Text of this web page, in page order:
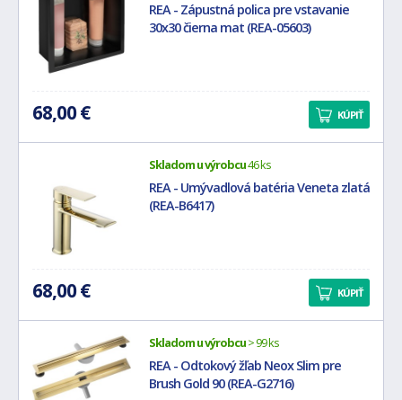
REA - Zápustná polica pre vstavanie
30x30 čierna mat (REA-05603)
68,00 € KÚPIŤ
Skladom u výrobcu46 ks
REA - Umývadlová batéria Veneta zlatá
(REA-B6417)
68,00 € KÚPIŤ
Skladom u výrobcu> 99 ks
REA - Odtokový žľab Neox Slim pre
Brush Gold 90 (REA-G2716)